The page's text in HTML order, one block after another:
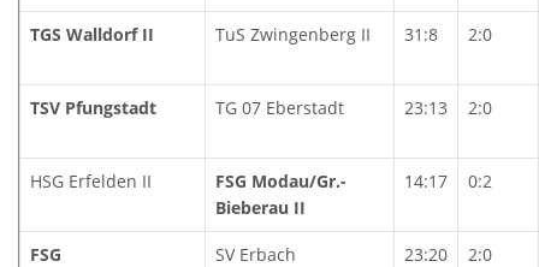
TGS Walldorf II TuS Zwingenberg II 31:8 2:0
TSV Pfungstadt TG 07 Eberstadt 23:13 2:0
HSG Erfelden II
FSG Modau/Gr.-
Bieberau II
14:17 0:2
FSG
SV Erbach 23:20 2:0